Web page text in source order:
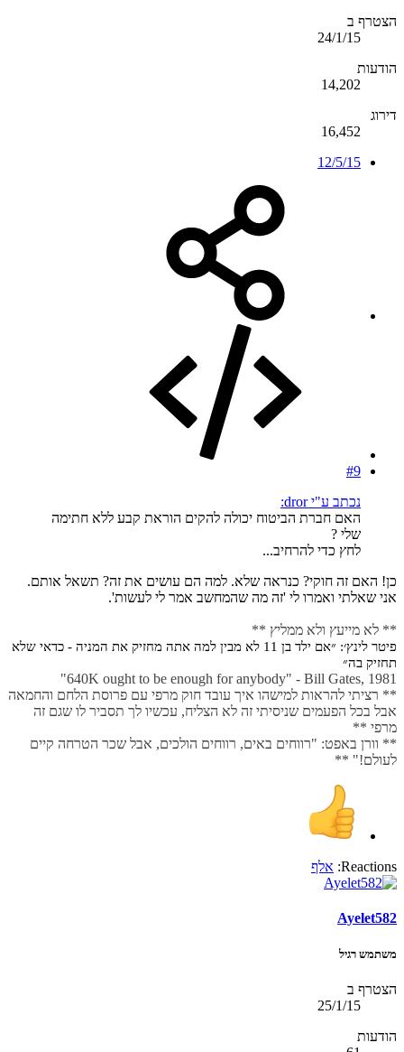
הצטרף ב
24/1/15
הודעות
14,202
דירוג
16,452
12/5/15
#9
נכתב ע"י dror:
האם חברת הביטוח יכולה להקים הוראת קבע ללא חתימה
שלי ?
לחץ כדי להרחיב...
כן! האם זה חוקי? כנראה שלא. למה הם עושים את זה? תשאל אותם.
אני שאלתי ואמרו לי 'זה מה שהמחשב אמר לי לעשות'.
** לא מייעץ ולא ממליץ **
פיטר לינץ׳: ״אם ילד בן 11 לא מבין למה אתה מחזיק את המניה - כדאי שלא
תחזיק בה״
640K ought to be enough for anybody" - Bill Gates, 1981"
** רציתי להראות למישהו איך עובד חוק מרפי עם פרוסת הלחם והחמאה
אבל בכל הפעמים שניסיתי זה לא הצליח, עכשיו לך תסביר לו שגם זה
מרפי **
** וורן באפט: "רווחים באים, רווחים הולכים, אבל שכר הטרחה קיים
לעולם!" **
Reactions: אלף
Ayelet582
משתמש רגיל
הצטרף ב
25/1/15
הודעות